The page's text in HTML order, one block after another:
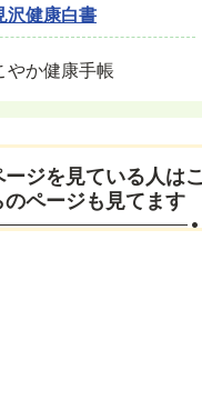
沢健康白書
やか健康手帳
ージを見ている人はこ
のページも見てます